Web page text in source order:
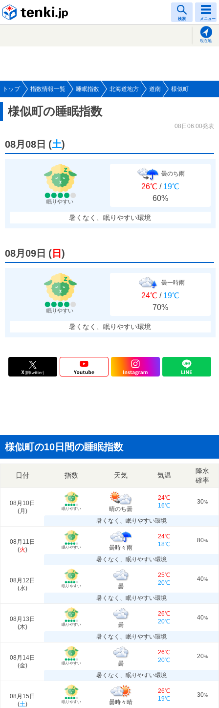
検索 メニュー
現在地
トップ 指数情報一覧 睡眠指数 北海道地方 道南 様似町
様似町の睡眠指数
08日06:00発表
08月08日 (土)
眠りやすい
曇のち雨
26℃ / 19℃
60%
暑くなく、眠りやすい環境
08月09日 ( 日 )
眠りやすい
曇一時雨
24℃ / 19℃
70%
暑くなく、眠りやすい環境
様似町の10日間の睡眠指数
日付 指数 天気 気温
降水
確率
08月10日
(月 ) 眠りやすい 晴のち曇
24℃
16℃
30%
暑くなく、眠りやすい環境
08月11日
(火) 眠りやすい 曇時々雨
24℃
18℃
80%
暑くなく、眠りやすい環境
08月12日
(水) 眠りやすい 曇
25℃
20℃
40%
暑くなく、眠りやすい環境
08月13日
(木) 眠りやすい 曇
26℃
20℃
40%
暑くなく、眠りやすい環境
08月14日
(金) 眠りやすい 曇
26℃
20℃
20%
暑くなく、眠りやすい環境
08月15日
(土) 眠りやすい 曇時々晴
26℃
19℃
30%